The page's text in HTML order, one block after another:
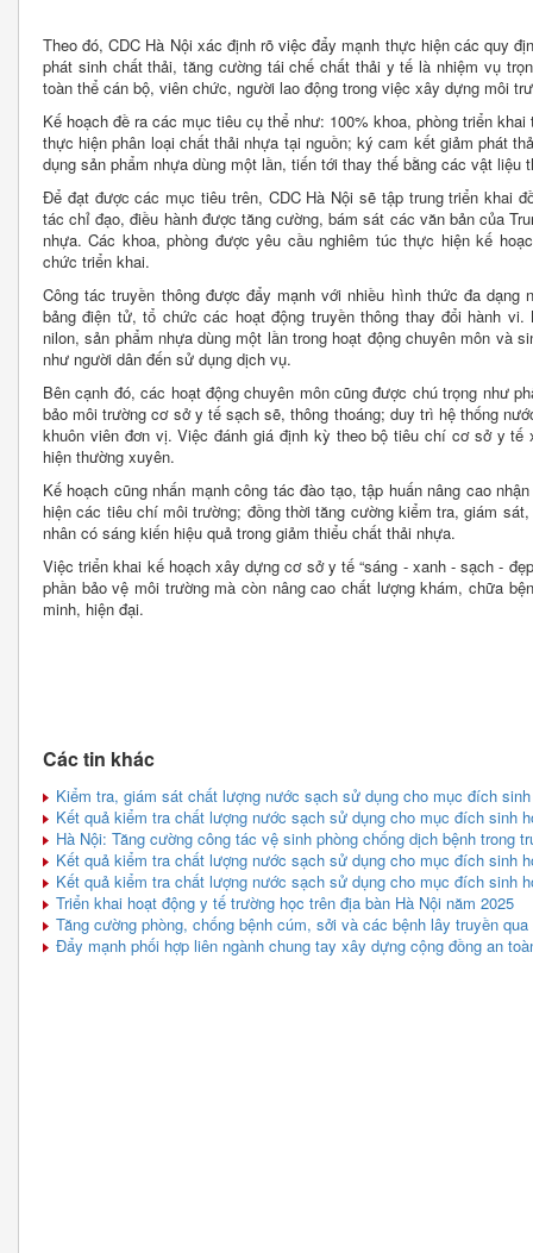
Theo đó, CDC Hà Nội xác định rõ việc đẩy mạnh thực hiện các quy
phát sinh chất thải, tăng cường tái chế chất thải y tế là nhiệm vụ
toàn thể cán bộ, viên chức, người lao động trong việc xây dựng môi
Kế hoạch đề ra các mục tiêu cụ thể như: 100% khoa, phòng triển
thực hiện phân loại chất thải nhựa tại nguồn; ký cam kết giảm phát
dụng sản phẩm nhựa dùng một lần, tiến tới thay thế bằng các vật liệu
Để đạt được các mục tiêu trên, CDC Hà Nội sẽ tập trung triển khai
tác chỉ đạo, điều hành được tăng cường, bám sát các văn bản của
nhựa. Các khoa, phòng được yêu cầu nghiêm túc thực hiện kế
chức triển khai.
Công tác truyền thông được đẩy mạnh với nhiều hình thức đa dạng
bảng điện tử, tổ chức các hoạt động truyền thông thay đổi hành
nilon, sản phẩm nhựa dùng một lần trong hoạt động chuyên môn và
như người dân đến sử dụng dịch vụ.
Bên cạnh đó, các hoạt động chuyên môn cũng được chú trọng như
bảo môi trường cơ sở y tế sạch sẽ, thông thoáng; duy trì hệ thống
khuôn viên đơn vị. Việc đánh giá định kỳ theo bộ tiêu chí cơ sở y
hiện thường xuyên.
Kế hoạch cũng nhấn mạnh công tác đào tạo, tập huấn nâng cao
hiện các tiêu chí môi trường; đồng thời tăng cường kiểm tra, giám
nhân có sáng kiến hiệu quả trong giảm thiểu chất thải nhựa.
Việc triển khai kế hoạch xây dựng cơ sở y tế “sáng - xanh - sạch -
phần bảo vệ môi trường mà còn nâng cao chất lượng khám, chữa
minh, hiện đại.
Các tin khác
Kiểm tra, giám sát chất lượng nước sạch sử dụng cho mục đích
Kết quả kiểm tra chất lượng nước sạch sử dụng cho mục đích sinh
Hà Nội: Tăng cường công tác vệ sinh phòng chống dịch bệnh trong
Kết quả kiểm tra chất lượng nước sạch sử dụng cho mục đích sinh
Kết quả kiểm tra chất lượng nước sạch sử dụng cho mục đích sinh
Triển khai hoạt động y tế trường học trên địa bàn Hà Nội năm 2025
Tăng cường phòng, chống bệnh cúm, sởi và các bệnh lây truyền
Đẩy mạnh phối hợp liên ngành chung tay xây dựng cộng đồng an